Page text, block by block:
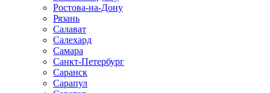
Ростова-на-Дону
Рязань
Салават
Салехард
Самара
Санкт-Петербург
Саранск
Сарапул